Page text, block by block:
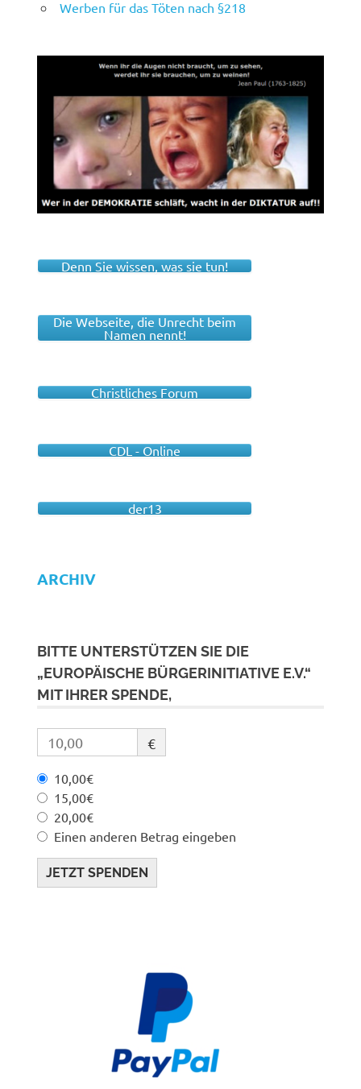
Werben für das Töten nach §218
Denn Sie wissen, was sie tun!
Die Webseite, die Unrecht beim
Namen nennt!
Christliches Forum
CDL - Online
der13
ARCHIV
BITTE UNTERSTÜTZEN SIE DIE
„EUROPÄISCHE BÜRGERINITIATIVE E.V.“
MIT IHRER SPENDE,
€
10,00€
15,00€
20,00€
Einen anderen Betrag eingeben
JETZT SPENDEN